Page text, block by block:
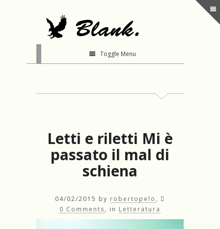
Toggle Menu
Letti e riletti Mi è
passato il mal di
schiena
04/02/2015 by robertopelo ,
0 Comments, in Letteratura